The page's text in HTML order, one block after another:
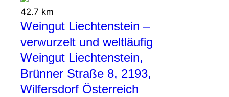
42.7 km
Weingut Liechtenstein –
verwurzelt und weltläufig
Weingut Liechtenstein,
Brünner Straße 8, 2193,
Wilfersdorf Österreich